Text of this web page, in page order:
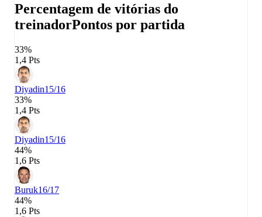
Percentagem de vitórias do
treinadorPontos por partida
33%
1,4 Pts
Diyadin15/16
33%
1,4 Pts
Diyadin15/16
44%
1,6 Pts
Buruk16/17
44%
1,6 Pts